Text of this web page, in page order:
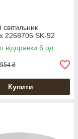
2268705 SK-92
відправки 6 од.
954 ₴
Купити